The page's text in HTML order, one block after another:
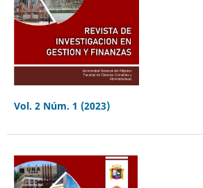
Vol. 2 Núm. 1 (2023)